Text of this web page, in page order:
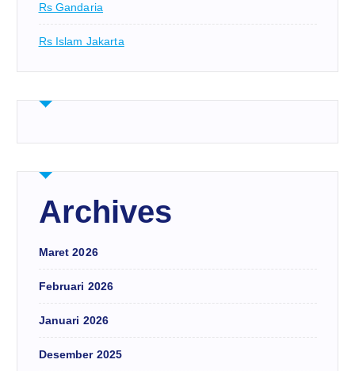
Rs Gandaria
Rs Islam Jakarta
Archives
Maret 2026
Februari 2026
Januari 2026
Desember 2025